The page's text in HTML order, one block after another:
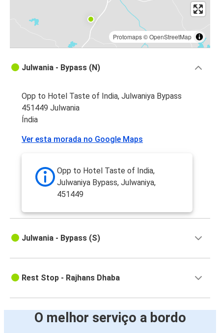
Protomaps©OpenStreetMap
Julwania - Bypass (N)
Opp to Hotel Taste of India, Julwaniya Bypass
451449 Julwania
Índia
Ver esta morada no Google Maps
Opp to Hotel Taste of India,
Julwaniya Bypass, Julwaniya,
451449
Julwania - Bypass (S)
Rest Stop - Rajhans Dhaba
O melhor serviço a bordo